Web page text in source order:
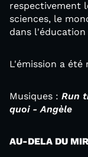
respectivement
sciences, le
dans
L'émission a été
Musiques : Run
quoi - Angèle
AU-DELA DU